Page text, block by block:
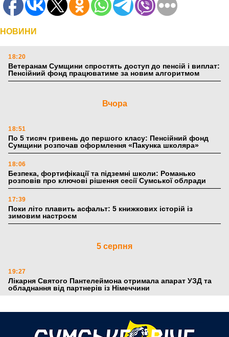
НОВИНИ
18:20
Ветеранам Сумщини спростять доступ до пенсій і виплат:
Пенсійний фонд працюватиме за новим алгоритмом
Вчора
18:51
По 5 тисяч гривень до першого класу: Пенсійний фонд
Сумщини розпочав оформлення «Пакунка школяра»
18:06
Безпека, фортифікації та підземні школи: Романько
розповів про ключові рішення сесії Сумської облради
17:39
Поки літо плавить асфальт: 5 книжкових історій із
зимовим настроєм
5 серпня
19:27
Лікарня Святого Пантелеймона отримала апарат УЗД та
обладнання від партнерів із Німеччини
укриття та енергетичну підтримку для Сумської громади